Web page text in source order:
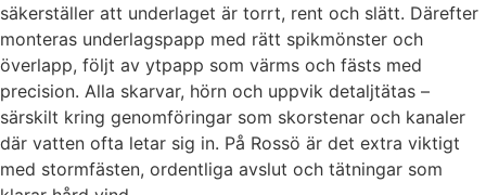
säkerställer att underlaget är torrt, rent och slätt. Därefter
monteras underlagspapp med rätt spikmönster och
överlapp, följt av ytpapp som värms och fästs med
precision. Alla skarvar, hörn och uppvik detaljtätas –
särskilt kring genomföringar som skorstenar och kanaler
där vatten ofta letar sig in. På Rossö är det extra viktigt
med stormfästen, ordentliga avslut och tätningar som